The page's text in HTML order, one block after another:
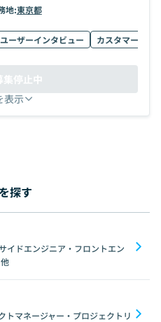
地:東京都
ユーザーインタビュー カスタマージャ
表示
集停止中
探す
イドエンジニア・フロントエン
他
トマネージャー・プロジェクトリ